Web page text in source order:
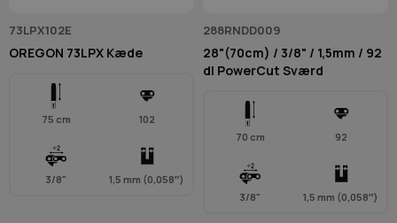
73LPX102E
OREGON 73LPX Kæde
75 cm 102
3/8" 1,5 mm (0,058″)
288RNDD009
28"(70cm) / 3/8" / 1,5mm / 92
dl PowerCut Sværd
70 cm 92
3/8" 1,5 mm (0,058″)